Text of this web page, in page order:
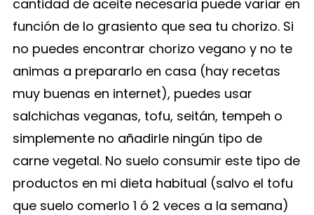
cantidad de aceite necesaria puede variar en
función de lo grasiento que sea tu chorizo. Si
no puedes encontrar chorizo vegano y no te
animas a prepararlo en casa (hay recetas
muy buenas en internet), puedes usar
salchichas veganas, tofu, seitán, tempeh o
simplemente no añadirle ningún tipo de
carne vegetal. No suelo consumir este tipo de
productos en mi dieta habitual (salvo el tofu
que suelo comerlo 1 ó 2 veces a la semana)